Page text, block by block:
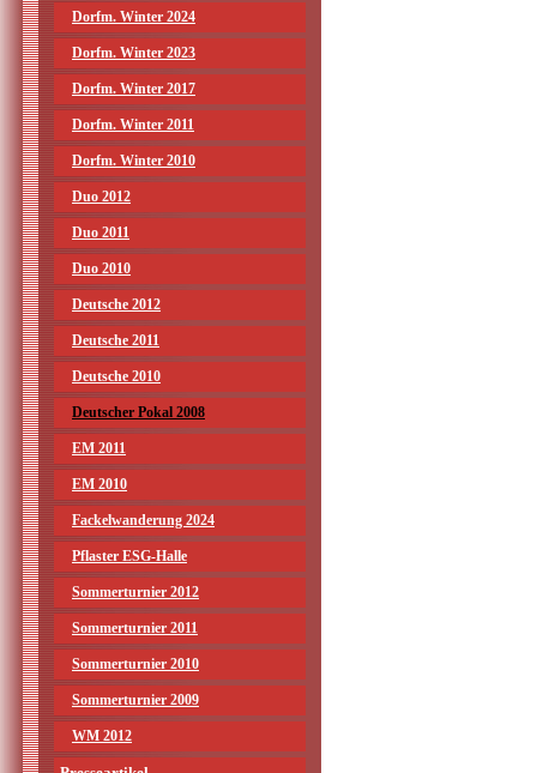
Dorfm. Winter 2024
Dorfm. Winter 2023
Dorfm. Winter 2017
Dorfm. Winter 2011
Dorfm. Winter 2010
Duo 2012
Duo 2011
Duo 2010
Deutsche 2012
Deutsche 2011
Deutsche 2010
Deutscher Pokal 2008
EM 2011
EM 2010
Fackelwanderung 2024
Pflaster ESG-Halle
Sommerturnier 2012
Sommerturnier 2011
Sommerturnier 2010
Sommerturnier 2009
WM 2012